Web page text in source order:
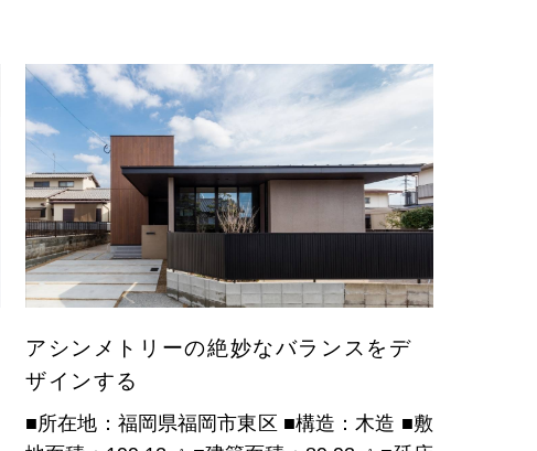
アシンメトリーの絶妙なバランスをデ
ザインする
■所在地：福岡県福岡市東区 ■構造：木造 ■敷